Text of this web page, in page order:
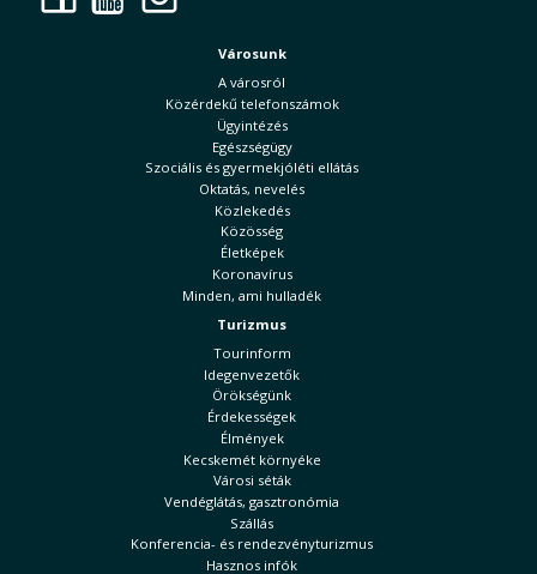
Városunk
A városról
Közérdekű telefonszámok
Ügyintézés
Egészségügy
Szociális és gyermekjóléti ellátás
Oktatás, nevelés
Közlekedés
Közösség
Életképek
Koronavírus
Minden, ami hulladék
Turizmus
Tourinform
Idegenvezetők
Örökségünk
Érdekességek
Élmények
Kecskemét környéke
Városi séták
Vendéglátás, gasztronómia
Szállás
Konferencia- és rendezvényturizmus
Hasznos infók